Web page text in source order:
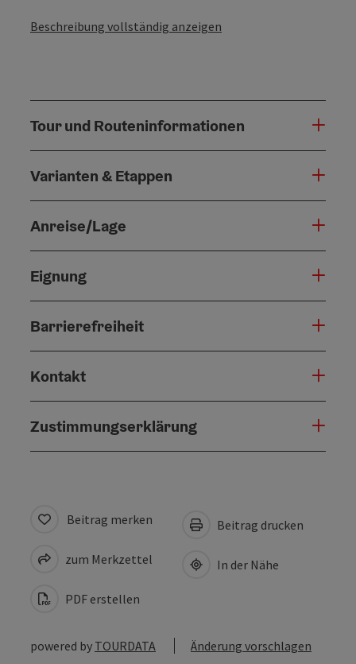
Beschreibung vollständig anzeigen
Tour und Routeninformationen
Varianten & Etappen
Anreise/Lage
Eignung
Barrierefreiheit
Kontakt
Zustimmungserklärung
Beitrag merken
zum Merkzettel
PDF erstellen
Beitrag drucken
In der Nähe
powered by TOURDATA Änderung vorschlagen